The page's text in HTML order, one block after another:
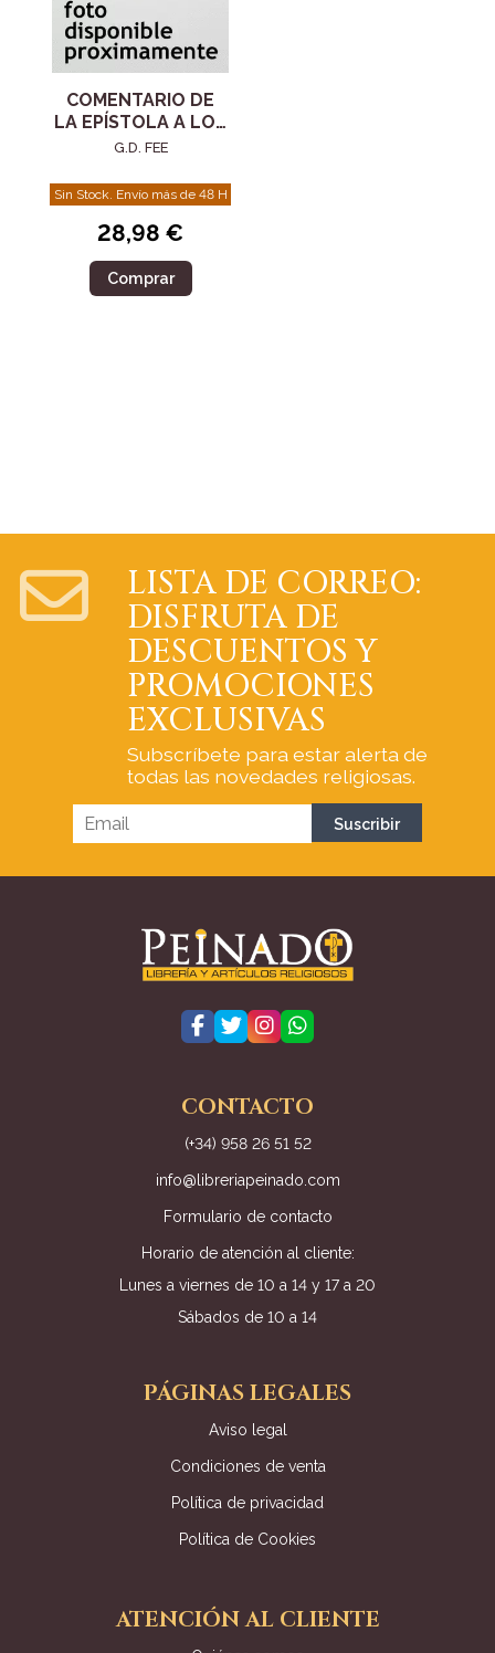
COMENTARIO DE
LA EPÍSTOLA A LOS
FILIPENSES
G.D. FEE
Sin Stock. Envío más de 48 H
28,98 €
Comprar
LISTA DE CORREO:
DISFRUTA DE
DESCUENTOS Y
PROMOCIONES
EXCLUSIVAS
Subscríbete para estar alerta de
todas las novedades religiosas.
CONTACTO
(+34) 958 26 51 52
info@libreriapeinado.com
Formulario de contacto
Horario de atención al cliente:
Lunes a viernes de 10 a 14 y 17 a 20
Sábados de 10 a 14
PÁGINAS LEGALES
Aviso legal
Condiciones de venta
Política de privacidad
Política de Cookies
ATENCIÓN AL CLIENTE